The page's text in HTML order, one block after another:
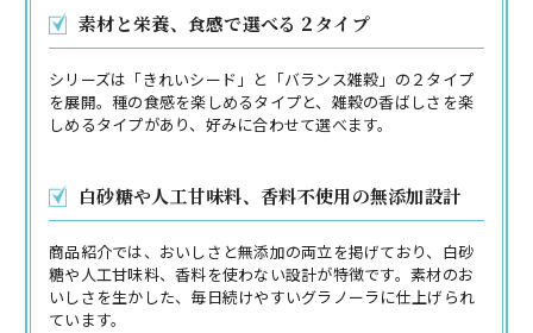
素材と栄養、食感で選べる２タイプ
シリーズは「きれいシード」と「バランス雑穀」の２タイプ
を展開。種の食感を楽しめるタイプと、雑穀の香ばしさを楽
しめるタイプがあり、好みに合わせて選べます。
白砂糖や人工甘味料、香料不使用の無添加設計
商品紹介では、おいしさと無添加の両立を掲げており、白砂
糖や人工甘味料、香料を使わない設計が特徴です。素材のお
いしさを生かした、毎日続けやすいグラノーラに仕上げられ
ています。